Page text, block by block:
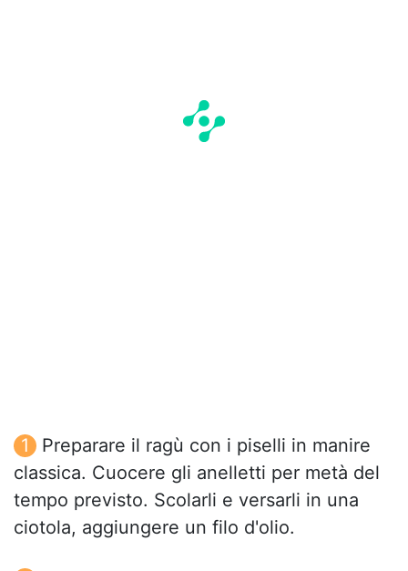
Preparare il ragù con i piselli in manire
classica. Cuocere gli anelletti per metà del
tempo previsto. Scolarli e versarli in una
ciotola, aggiungere un filo d'olio.